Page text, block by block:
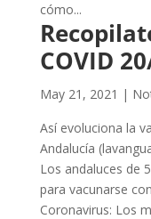
cómo...
COVID
May 21, 2021 |
Así evoluciona la
Andalucía
Los andaluces de
para vacunarse
Coronavirus: Los